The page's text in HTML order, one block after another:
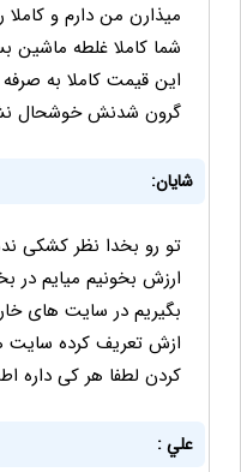
میذارن من دارم و
شما کاملا غلطه ماشین
این قیمت کاملا به
گرون شدنش خوشحال
شایان:
تو رو بخدا نظر کشکی
ارزش بخونیم میایم
ازش تعریف کرده سایت
کردن لطفا هر کی داره
علي :